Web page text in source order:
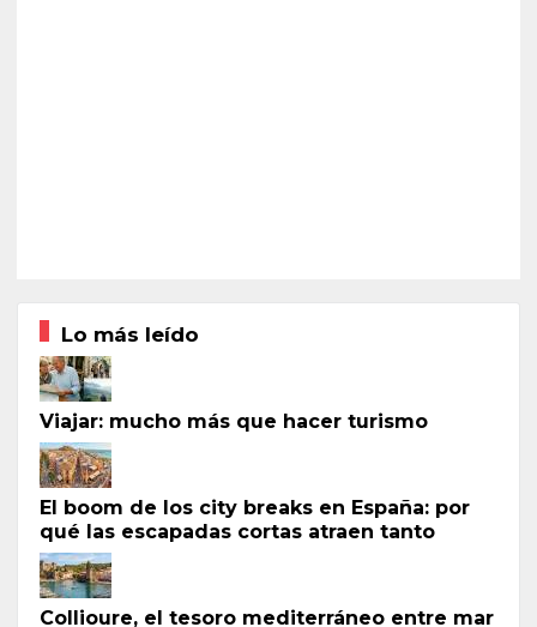
Lo más leído
Viajar: mucho más que hacer turismo
El boom de los city breaks en España: por
qué las escapadas cortas atraen tanto
Collioure, el tesoro mediterráneo entre mar